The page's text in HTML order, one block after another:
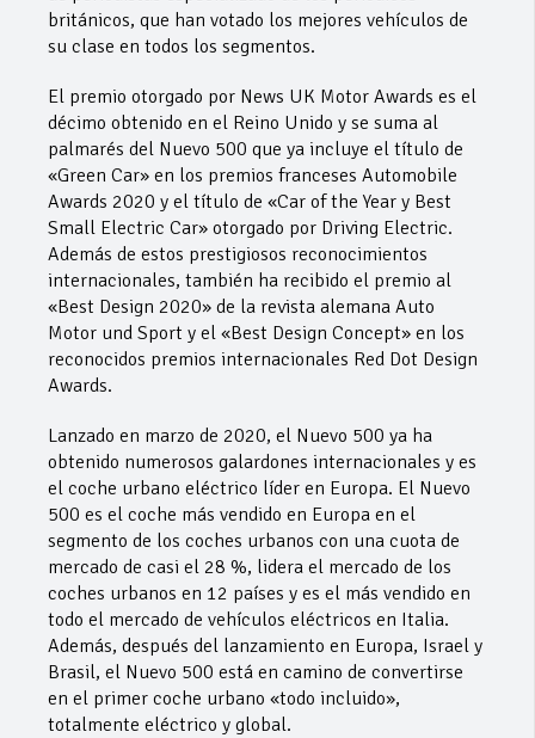
británicos, que han votado los mejores vehículos de
su clase en todos los segmentos.
El premio otorgado por News UK Motor Awards es el
décimo obtenido en el Reino Unido y se suma al
palmarés del Nuevo 500 que ya incluye el título de
«Green Car» en los premios franceses Automobile
Awards 2020 y el título de «Car of the Year y Best
Small Electric Car» otorgado por Driving Electric.
Además de estos prestigiosos reconocimientos
internacionales, también ha recibido el premio al
«Best Design 2020» de la revista alemana Auto
Motor und Sport y el «Best Design Concept» en los
reconocidos premios internacionales Red Dot Design
Awards.
Lanzado en marzo de 2020, el Nuevo 500 ya ha
obtenido numerosos galardones internacionales y es
el coche urbano eléctrico líder en Europa. El Nuevo
500 es el coche más vendido en Europa en el
segmento de los coches urbanos con una cuota de
mercado de casi el 28 %, lidera el mercado de los
coches urbanos en 12 países y es el más vendido en
todo el mercado de vehículos eléctricos en Italia.
Además, después del lanzamiento en Europa, Israel y
Brasil, el Nuevo 500 está en camino de convertirse
en el primer coche urbano «todo incluido»,
totalmente eléctrico y global.